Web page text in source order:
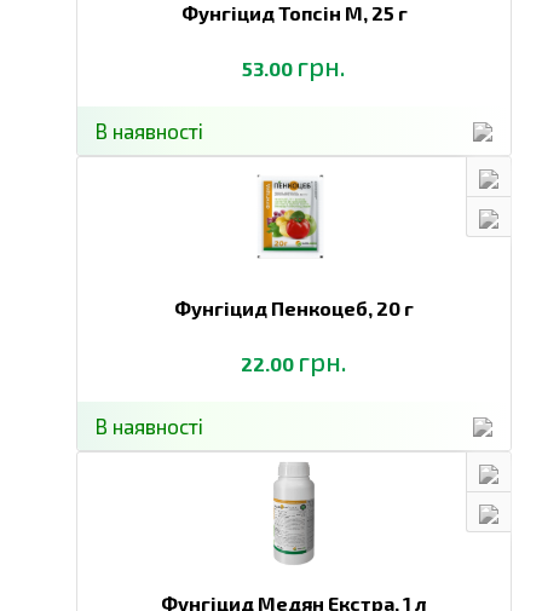
Фунгіцид Топсін М, 25 г
53.00 грн.
В наявності
Фунгіцид Пенкоцеб, 20 г
22.00 грн.
В наявності
Фунгіцид Медян Екстра,1 л